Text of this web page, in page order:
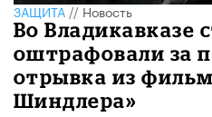
ЗАЩИТА//Новость
Во Владикавказе
оштрафовали за
отрывка из
Шиндлера»